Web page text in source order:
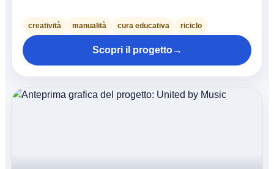
creatività manualità cura educativa riciclo
Scopri il progetto→